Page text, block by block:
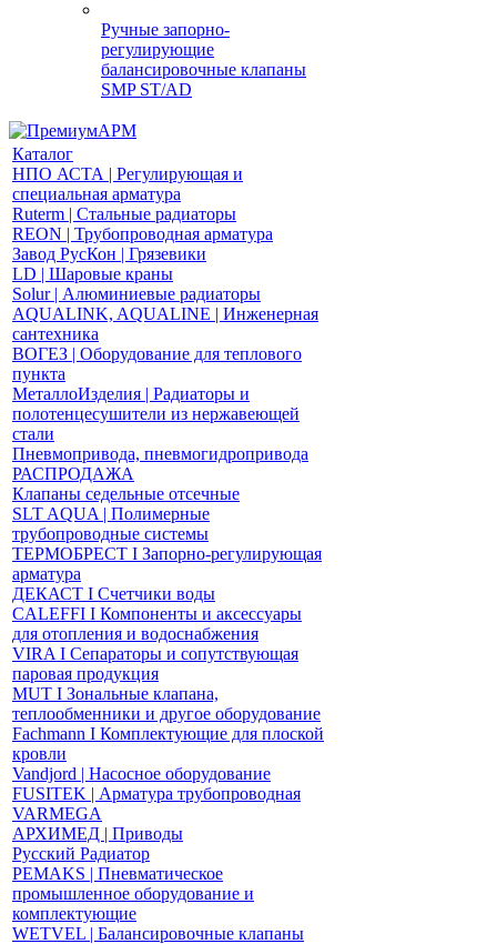
Ручные запорно-
регулирующие
балансировочные клапаны
SMP ST/AD
Каталог
НПО АСТА | Регулирующая и
специальная арматура
Ruterm | Стальные радиаторы
REON | Трубопроводная арматура
Завод РусКон | Грязевики
LD | Шаровые краны
Solur | Алюминиевые радиаторы
AQUALINK, AQUALINE | Инженерная
сантехника
ВОГЕЗ | Оборудование для теплового
пункта
МеталлоИзделия | Радиаторы и
полотенцесушители из нержавеющей
стали
Пневмопривода, пневмогидропривода
РАСПРОДАЖА
Клапаны седельные отсечные
SLT AQUA | Полимерные
трубопроводные системы
ТЕРМОБРЕСТ І Запорно-регулирующая
арматура
ДЕКАСТ І Счетчики воды
CALEFFI І Компоненты и аксессуары
для отопления и водоснабжения
VIRA І Сепараторы и сопутствующая
паровая продукция
MUT І Зональные клапана,
теплообменники и другое оборудование
Fachmann І Комплектующие для плоской
кровли
Vandjord | Насосное оборудование
FUSITEK | Арматура трубопроводная
VARMEGA
АРХИМЕД | Приводы
Русский Радиатор
PEMAKS | Пневматическое
промышленное оборудование и
комплектующие
WETVEL | Балансировочные клапаны